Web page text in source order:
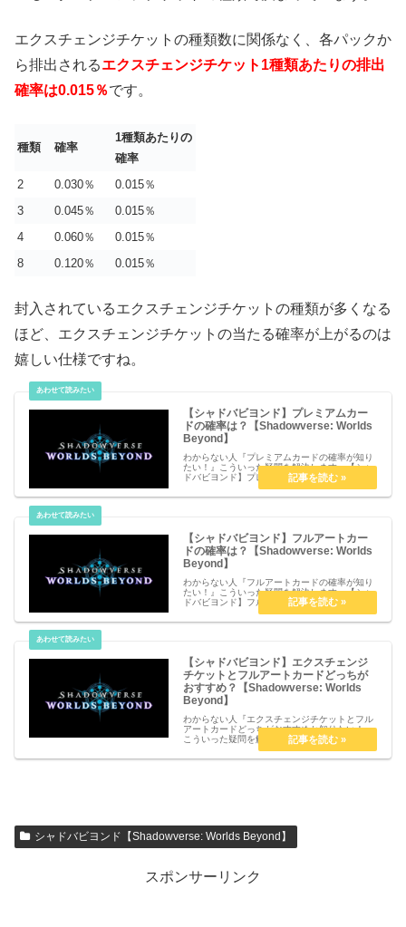
エクスチェンジチケットの種類数に関係なく、各パックか
ら排出されるエクスチェンジチケット1種類あたりの排出
確率は0.015％です。
種類 確率
1種類あたりの
確率
2
0.030％
0.015％
3
0.045％
0.015％
4
0.060％
0.015％
8
0.120％ 0.015％
封入されているエクスチェンジチケットの種類が多くなる
ほど、エクスチェンジチケットの当たる確率が上がるのは
嬉しい仕様ですね。
【シャドバビヨンド】プレミアムカー
ドの確率は？【Shadowverse: Worlds
Beyond】
わからない人『プレミアムカードの確率が知り
たい！』こういった疑問を解決します。【シャ
ドバビヨンド】プレミアムカードの確率は？
【Shadowverse: Worlds Beyond】プレミアム
カードの確率は？プレミアムカードはパックか
【シャドバビヨンド】フルアートカー
ドの確率は？【Shadowverse: Worlds
Beyond】
わからない人『フルアートカードの確率が知り
たい！』こういった疑問を解決します。【シャ
ドバビヨンド】フルアートカードの確率は？
【Shadowverse: Worlds Beyond】フルアート
カードの確率は？フルアートカードはパックか
【シャドバビヨンド】エクスチェンジ
チケットとフルアートカードどっちが
おすすめ？【Shadowverse: Worlds
Beyond】
わからない人『エクスチェンジチケットとフル
アートカードどっちがおすすめか知りたい！』
こういった疑問を解決します。【シャドバビヨ
ンド】エクスチェンジチケットとフルアートカ
ードどっちがおすすめ？【Shadowverse:
シャドバビヨンド【Shadowverse: Worlds Beyond】
スポンサーリンク